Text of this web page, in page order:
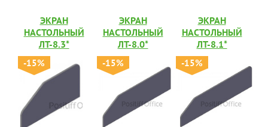
ЭКРАН
НАСТОЛЬНЫЙ
ЛТ-8.3*
-15%
ЭКРАН
НАСТОЛЬНЫЙ
ЛТ-8.0*
-15%
ЭКРАН
НАСТОЛЬНЫЙ
ЛТ-8.1*
-15%